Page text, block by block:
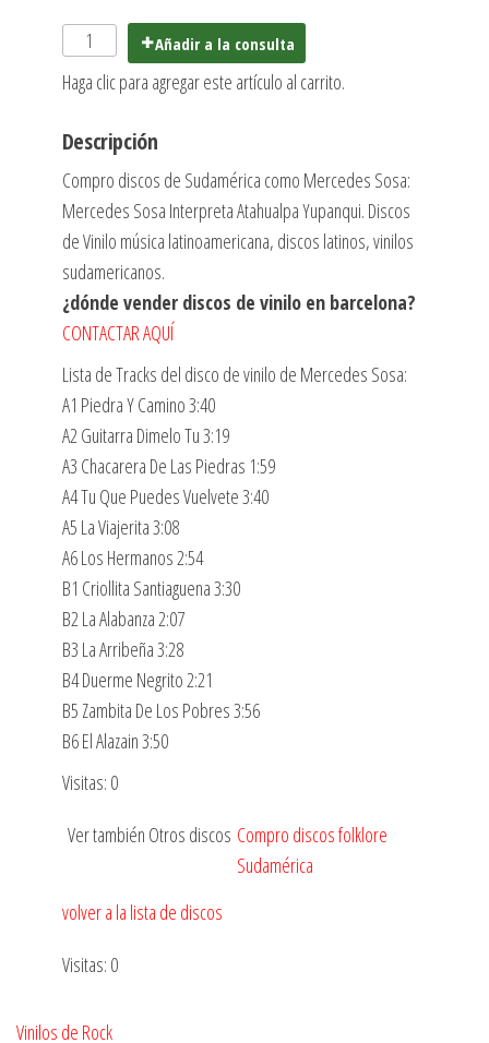
Añadir a la consulta
Haga clic para agregar este artículo al carrito.
Descripción
Compro discos de Sudamérica como Mercedes Sosa:
Mercedes Sosa Interpreta Atahualpa Yupanqui. Discos
de Vinilo música latinoamericana, discos latinos, vinilos
sudamericanos.
¿dónde vender discos de vinilo en barcelona?
CONTACTAR AQUÍ
Lista de Tracks del disco de vinilo de Mercedes Sosa:
A1 Piedra Y Camino 3:40
A2 Guitarra Dimelo Tu 3:19
A3 Chacarera De Las Piedras 1:59
A4 Tu Que Puedes Vuelvete 3:40
A5 La Viajerita 3:08
A6 Los Hermanos 2:54
B1 Criollita Santiaguena 3:30
B2 La Alabanza 2:07
B3 La Arribeña 3:28
B4 Duerme Negrito 2:21
B5 Zambita De Los Pobres 3:56
B6 El Alazain 3:50
Visitas: 0
Ver también Otros discos Compro discos folklore
Sudamérica
volver a la lista de discos
Visitas: 0
Vinilos de Rock